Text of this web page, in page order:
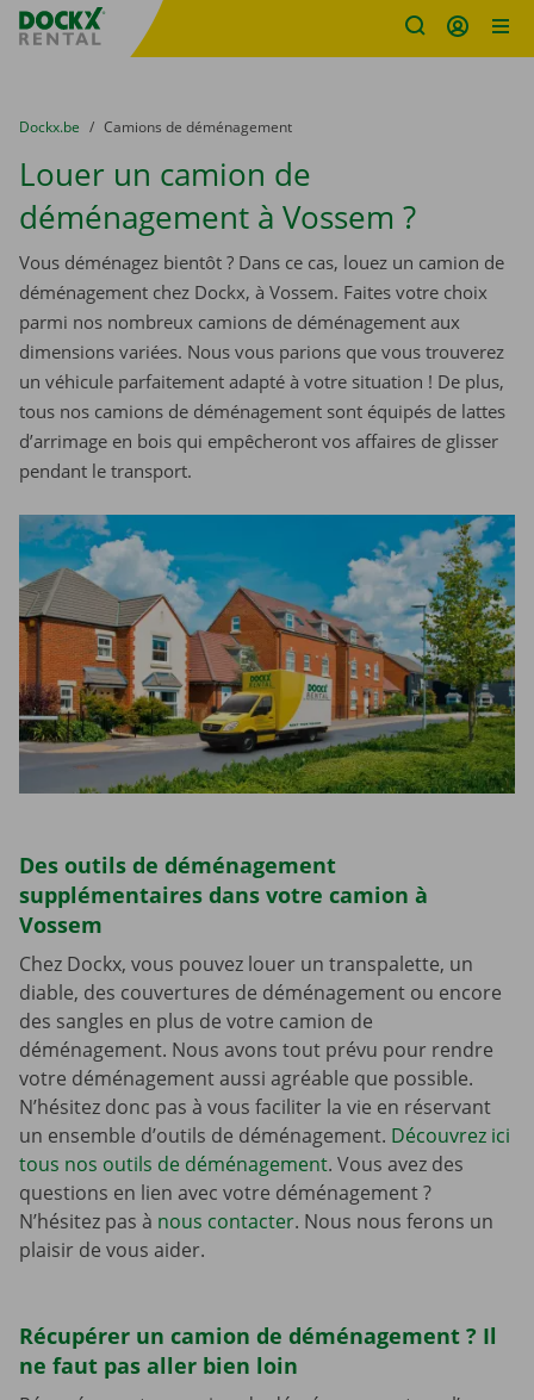
sitename
You are here:
du
Dockx.be to
Camions de déménagement
Louer un camion de
déménagement à Vossem ?
Vous déménagez bientôt ? Dans ce cas, louez un camion de
déménagement chez Dockx, à Vossem. Faites votre choix
parmi nos nombreux camions de déménagement aux
dimensions variées. Nous vous parions que vous trouverez
un véhicule parfaitement adapté à votre situation ! De plus,
tous nos camions de déménagement sont équipés de lattes
d’arrimage en bois qui empêcheront vos affaires de glisser
pendant le transport.
Des outils de déménagement
supplémentaires dans votre camion à
Vossem
Chez Dockx, vous pouvez louer un transpalette, un
diable, des couvertures de déménagement ou encore
des sangles en plus de votre camion de
déménagement. Nous avons tout prévu pour rendre
votre déménagement aussi agréable que possible.
N’hésitez donc pas à vous faciliter la vie en réservant
un ensemble d’outils de déménagement. Découvrez ici
tous nos outils de déménagement. Vous avez des
questions en lien avec votre déménagement ?
N’hésitez pas à nous contacter. Nous nous ferons un
plaisir de vous aider.
Récupérer un camion de déménagement ? Il
ne faut pas aller bien loin